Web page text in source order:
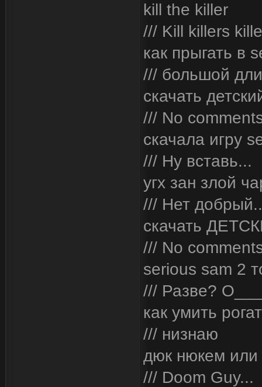
kill the killer
/// Kill killers
как прыгать в
/// большой
скачать
/// No
скачала игру
/// Ну вставь...
угх зан злой
/// Нет
скачать
/// No
serious sam 2
/// Разве?
как умить
/// низнаю
дюк нюкем или
/// Doom Guy...